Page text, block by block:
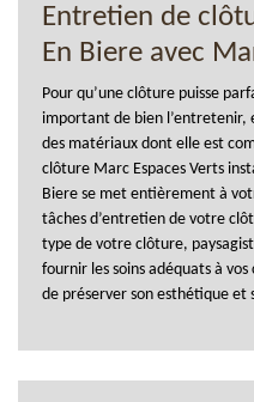
Entretien de
En Biere avec
Pour qu’une clôture puisse
important de bien l’entretenir,
des matériaux dont elle est
clôture Marc Espaces Verts
Biere se met entièrement à
tâches d’entretien de votre
type de votre clôture,
fournir les soins adéquats à
de préserver son esthétique et